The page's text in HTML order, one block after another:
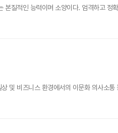
질적인 능력이며 소양이다. 엄격하고
및 비즈니스 환경에서의 이문화 의사소통